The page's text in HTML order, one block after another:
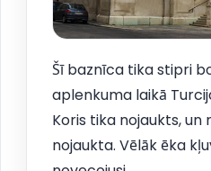
Šī baznīca tika stipri
aplenkuma laikā
Koris tika nojaukts, un
nojaukta. Vēlāk ēka